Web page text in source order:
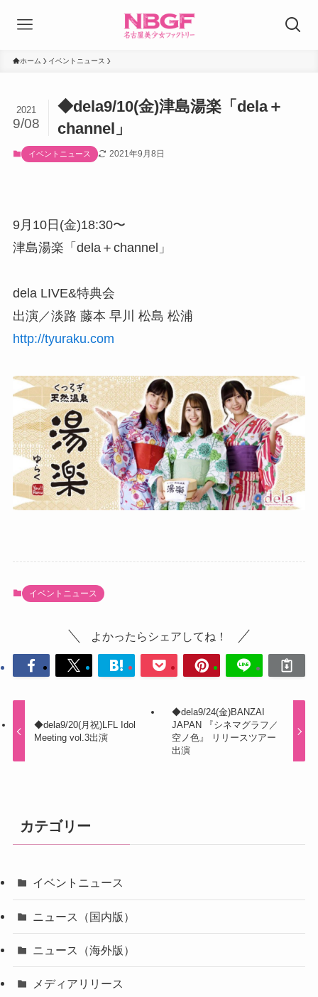
ホーム イベントニュース
◆dela9/10(金)津島湯楽「dela＋
channel」
2021
9/08
イベントニュース 2021年9月8日
9月10日(金)18:30〜
津島湯楽「dela＋channel」
dela LIVE&特典会
出演／淡路 藤本 早川 松島 松浦
http://tyuraku.com
イベントニュース
よかったらシェアしてね！
◆dela9/20(月祝)LFL Idol
Meeting vol.3出演
◆dela9/24(金)BANZAI
JAPAN 『シネマグラフ／
空ノ色』 リリースツアー
出演
カテゴリー
イベントニュース
ニュース（国内版）
ニュース（海外版）
メディアリリース